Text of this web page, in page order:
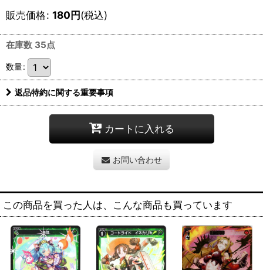
販売価格: 180円(税込)
在庫数 35点
数量:
返品特約に関する重要事項
カートに入れる
お問い合わせ
この商品を買った人は、こんな商品も買っています